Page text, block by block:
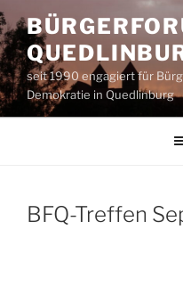
Zum
Inhalt
springen
seit 1990 engagiert für
Demokratie in Quedlinburg
BFQ-Treffen